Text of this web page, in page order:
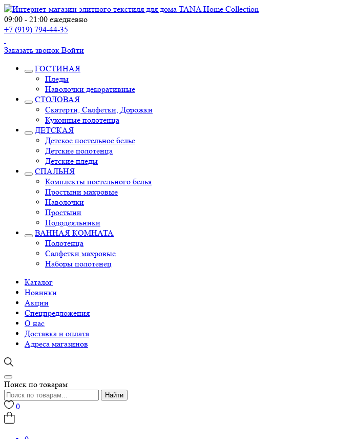
09:00 - 21:00 ежедневно
+7 (919) 794-44-35
Заказать звонок Войти
ГОСТИНАЯ
Пледы
Наволочки декоративные
СТОЛОВАЯ
Скатерти, Салфетки, Дорожки
Кухонные полотенца
ДЕТСКАЯ
Детское постельное белье
Детские полотенца
Детские пледы
СПАЛЬНЯ
Комплекты постельного белья
Простыни махровые
Наволочки
Простыни
Пододеяльники
ВАННАЯ КОМНАТА
Полотенца
Салфетки махровые
Наборы полотенец
Каталог
Новинки
Акции
Спецпредложения
О нас
Доставка и оплата
Адреса магазинов
Поиск по товарам
Найти
0